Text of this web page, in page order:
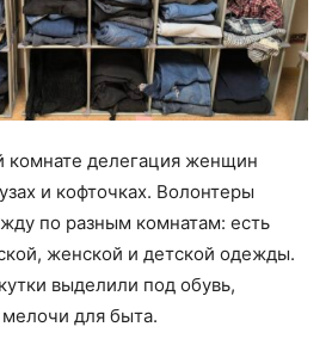
комнате делегация женщин
и кофточках. Волонтеры
по разным комнатам: есть
женской и детской одежды.
выделили под обувь,
для быта.